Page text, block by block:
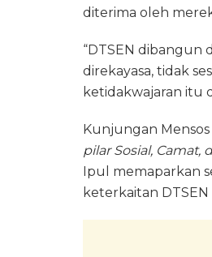
diterima oleh
“DTSEN dibangun
direkayasa, tidak
ketidakwajaran itu
Kunjungan
pilar Sosial, Camat,
Ipul memaparkan
keterkaitan